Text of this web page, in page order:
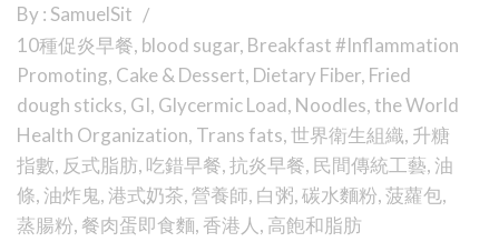
By : SamuelSit
10種促炎早餐, blood sugar, Breakfast #Inflammation
Promoting, Cake & Dessert, Dietary Fiber, Fried
dough sticks, GI, Glycermic Load, Noodles, the World
Health Organization, Trans fats,世界衛生組織, 升糖
指數, 反式脂肪, 吃錯早餐,抗炎早餐, 民間傳統工藝, 油
條, 油炸鬼, 港式奶茶,營養師, 白粥,碳水麵粉,菠蘿包,
蒸腸粉, 餐肉蛋即食麵, 香港人, 高飽和脂肪